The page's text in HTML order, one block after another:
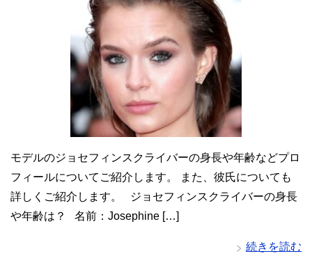
モデルのジョセフィンスクライバーの身長や年齢などプロ
フィールについてご紹介します。 また、彼氏についても
詳しくご紹介します。 ジョセフィンスクライバーの身長
や年齢は？ 名前：Josephine […]
続きを読む